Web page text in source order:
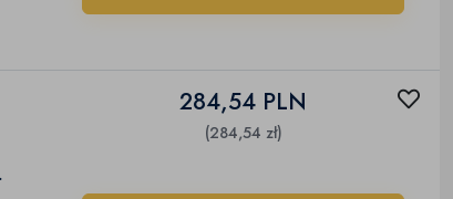
284,54 PLN
(284,54 zł)